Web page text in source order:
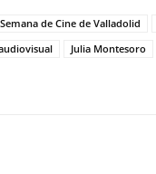
Semana de Cine de Valladolid
Julia Montesoro